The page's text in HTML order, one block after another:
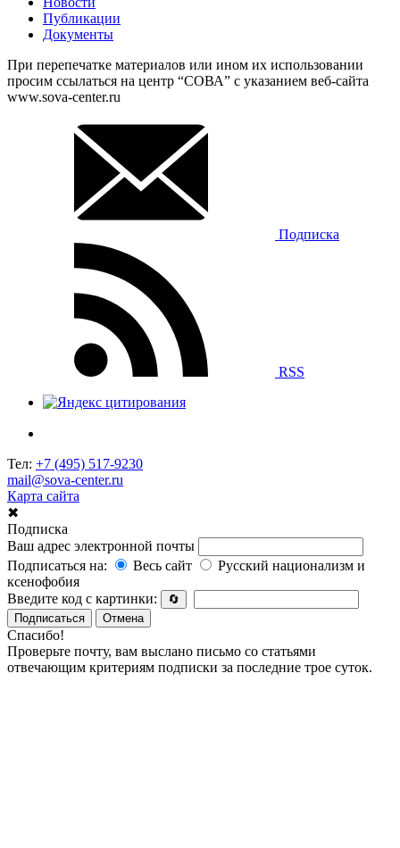
Публикации
Документы
При перепечатке материалов или ином их использовании
просим ссылаться на центр “СОВА” с указанием веб-сайта
www.sova-center.ru
Подписка
RSS
Тел: +7 (495) 517-9230
mail@sova-center.ru
Карта сайта
✖
Подписка
Ваш адрес электронной почты
Подписаться на:
Весь сайт
Русский национализм и
ксенофобия
Введите код с картинки:
🔄
Подписаться
Отмена
Спасибо!
Проверьте почту, вам выслано письмо со статьями
отвечающим критериям подписки за последние трое суток.